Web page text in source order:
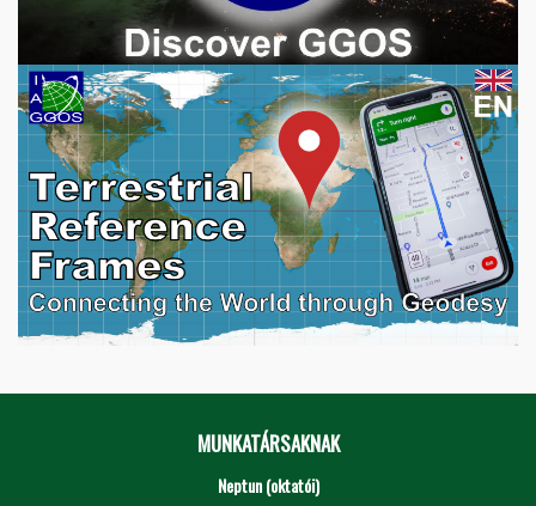
MUNKATÁRSAKNAK
Neptun (oktatói)